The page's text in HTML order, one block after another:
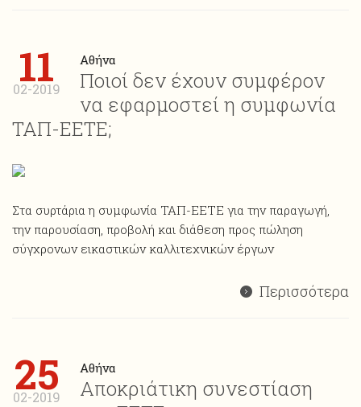
11
02-2019
Αθήνα
Ποιοί δεν έχουν συμφέρον
να εφαρμοστεί η συμφωνία
ΤΑΠ-ΕΕΤΕ;
Στα συρτάρια η συμφωνία ΤΑΠ-ΕΕΤΕ για την παραγωγή,
την παρουσίαση, προβολή και διάθεση προς πώληση
σύγχρονων εικαστικών καλλιτεχνικών έργων
Περισσότερα
25
02-2019
Αθήνα
Αποκριάτικη συνεστίαση